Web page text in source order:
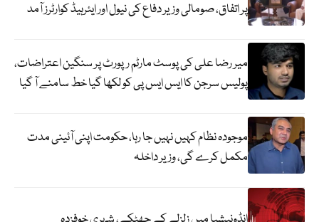
پر اتفاق، صومالی وزیر دفاع کی نیول اور ایئرہیڈ کوارٹرز آمد
میر رضا علی کی پوسٹ مارٹم رپورٹ پر سنگین اعتراضات،
پولیس سرجن کا ایس ایس پی کو لکھا گیا خط سامنے آ گیا
موجودہ نظام کہیں نہیں جا رہا، حکومت اپنی آئینی مدت
مکمل کرے گی، وزیر داخلہ